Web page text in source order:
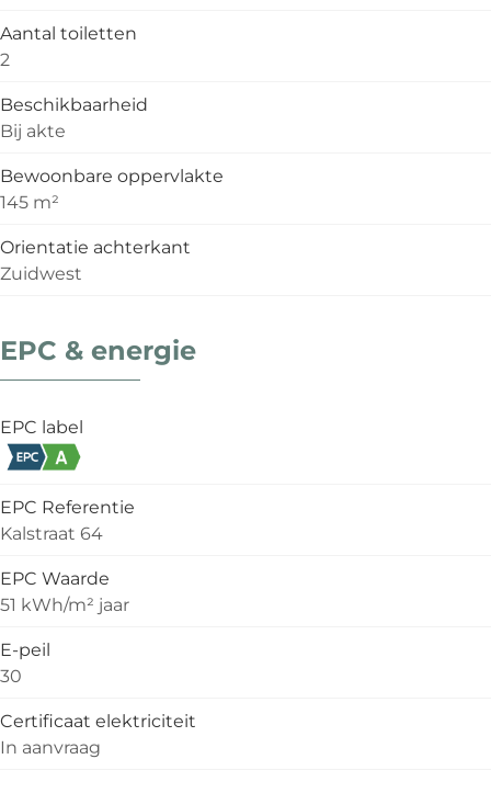
Aantal toiletten
2
Beschikbaarheid
Bij akte
Bewoonbare oppervlakte
145 m²
Orientatie achterkant
Zuidwest
EPC & energie
EPC label
EPC Referentie
Kalstraat 64
EPC Waarde
51 kWh/m² jaar
E-peil
30
Certificaat elektriciteit
In aanvraag